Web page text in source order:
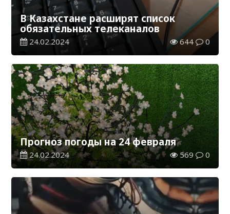
В Казахстане расширят список
обязательных телеканалов
24.02.2024 644 0
Прогноз погоды на 24 февраля
24.02.2024 569 0